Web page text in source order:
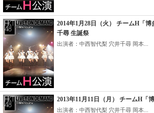
2014年1月28日（火） チームH「
千尋 生誕祭
出演者：中西智代梨 穴井千尋 岡本...
2013年11月11日（月） チームH「
出演者：中西智代梨 穴井千尋 岡本...